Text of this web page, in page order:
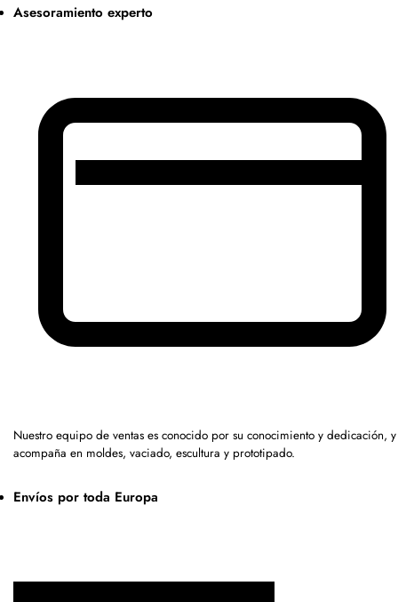
Asesoramiento experto
Nuestro equipo de ventas es conocido por su conocimiento y dedicación,
acompaña en moldes, vaciado, escultura y prototipado.
Envíos por toda Europa